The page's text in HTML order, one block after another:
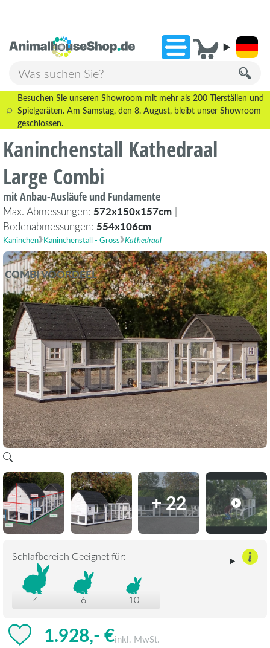
»2.238 Bewertungen!
Besuchen Sie unseren Showroom mit mehr als 200 Tierställen und
Spielgeräten. Am Samstag, den 8. August, bleibt unser Showroom
geschlossen.
Kaninchenstall Kathedraal
Large Combi
mit Anbau-Ausläufe und Fundamente
Max. Abmessungen: 572x150x157cm |
Bodenabmessungen: 554x106cm
Kaninchen Kaninchenstall - Gross Kathedraal
COMBI VOORDEEL
+ 22
Schlafbereich Geeignet für:
4 6 10
1.928,- €inkl. MwSt.